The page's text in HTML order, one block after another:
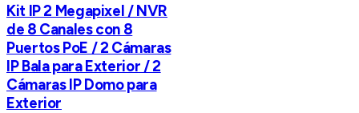
Kit IP 2 Megapixel / NVR
de 8 Canales con 8
Puertos PoE / 2 Cámaras
IP Bala para Exterior / 2
Cámaras IP Domo para
Exterior